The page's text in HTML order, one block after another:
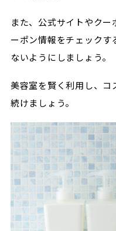
また、公式サイトやクー
ーポン情報をチェックす
ないようにしましょう。
美容室を賢く利用し、コ
続けましょう。